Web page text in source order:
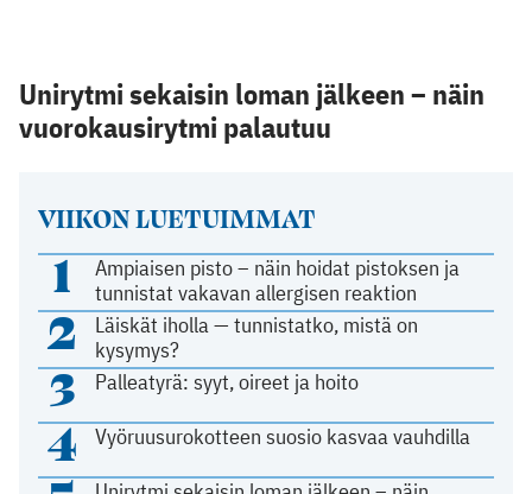
VIIKON LUETUIMMAT
1
Ampiaisen pisto – näin hoidat pistoksen ja
tunnistat vakavan allergisen reaktion
2
Läiskät iholla — tunnistatko, mistä on
kysymys?
3 Palleatyrä: syyt, oireet ja hoito
4 Vyöruusurokotteen suosio kasvaa vauhdilla
Unirytmi sekaisin loman jälkeen – näin
vuorokausirytmi palautuu